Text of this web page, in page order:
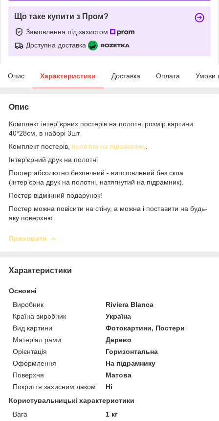
Що таке купити з Пром?
Замовлення під захистом
Доступна доставка
Опис Характеристики Доставка Оплата Умови
Опис
Комплект інтер"єрних постерів на полотні розмір картини
40*28см, в наборі 3шт
Комплект постерів, полотно на підрамнику.
Інтер'єрний друк на полотні
Постер абсолютно безпечний - виготовлений без скла
(інтер'єрна друк на полотні, натягнутий на підрамник).
Постер відмінний подарунок!
Постер можна повісити на стіну, а можна і поставити на будь-
яку поверхню.
Приховати
Характеристики
Основні
Виробник
Riviera Blanca
Країна виробник
Україна
Вид картини
Фотокартини, Постери
Матеріал рами
Дерево
Орієнтація
Горизонтальна
Оформлення
На підрамнику
Поверхня
Матова
Покриття захисним лаком
Ні
Користувальницькі характеристики
Вага
1 кг